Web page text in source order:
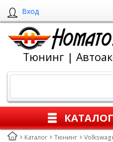
Вход
Тюнинг |
Каталог Тюнинг